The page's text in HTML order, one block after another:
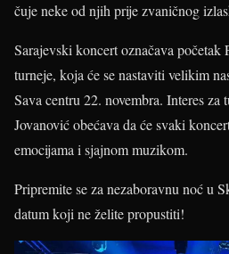
čuje neke od njih prije zvaničnog
Sarajevski koncert označava početak
turneje, koja će se nastaviti velikim
Sava centru 22. novembra. Interes za
Jovanović obećava da će svaki
emocijama i sjajnom muzikom.
Pripremite se za nezaboravnu noć u
datum koji ne želite propustiti!